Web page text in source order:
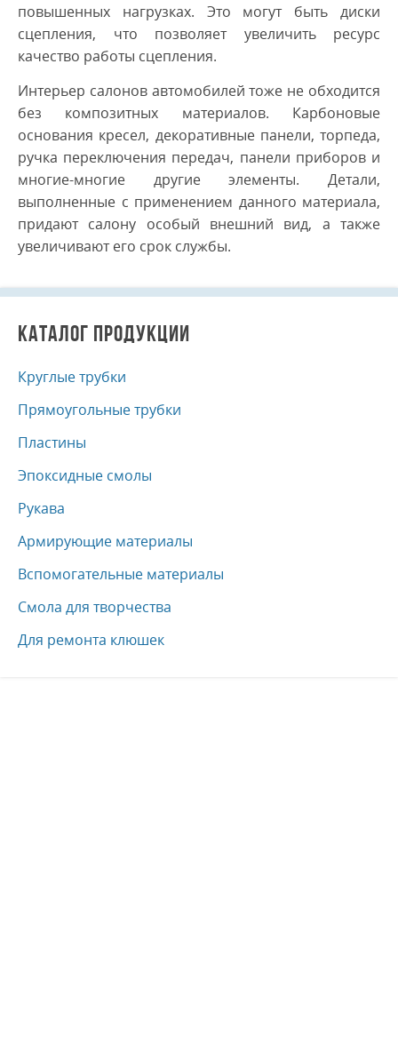
повышенных нагрузках. Это могут быть диски
сцепления, что позволяет увеличить ресурс
качество работы сцепления.
Интерьер салонов автомобилей тоже не обходится
без композитных материалов. Карбоновые
основания кресел, декоративные панели, торпеда,
ручка переключения передач, панели приборов и
многие-многие другие элементы. Детали,
выполненные с применением данного материала,
придают салону особый внешний вид, а также
увеличивают его срок службы.
КАТАЛОГ ПРОДУКЦИИ
Круглые трубки
Прямоугольные трубки
Пластины
Эпоксидные смолы
Рукава
Армирующие материалы
Вспомогательные материалы
Смола для творчества
Для ремонта клюшек